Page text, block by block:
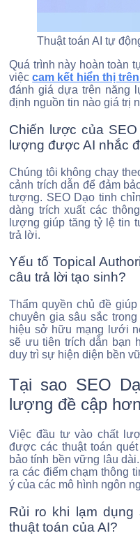
Thuật toán AI tự
Quá trình này hoàn toàn
việccam kết hiển thị
đánh giá dựa trên năng
định nguồn tin nào giá trị
Chiến lược của
lượng được AI nhắc
Chúng tôi không chạy
cảnh trích dẫn để đảm
tượng. SEO Dạo tinh
dàng trích xuất các
lượng giúp tăng tỷ lệ tin
trả lời.
Yếu tố Topical
câu trả lời tạo sinh?
Thẩm quyền chủ đề
chuyên gia sâu sắc
hiệu sở hữu mạng lưới
sẽ ưu tiên trích dẫn bạn
duy trì sự hiện diện bền
Tại sao SEO
lượng đề cập
Việc đầu tư vào chất
được các thuật toán
bảo tính bền vững lâu
ra các điểm chạm thông
ý của các mô hình ngôn
Rủi ro khi lạm dụng
thuật toán của AI?